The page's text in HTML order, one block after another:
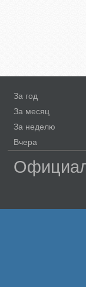
За год
За месяц
За неделю
Вчера